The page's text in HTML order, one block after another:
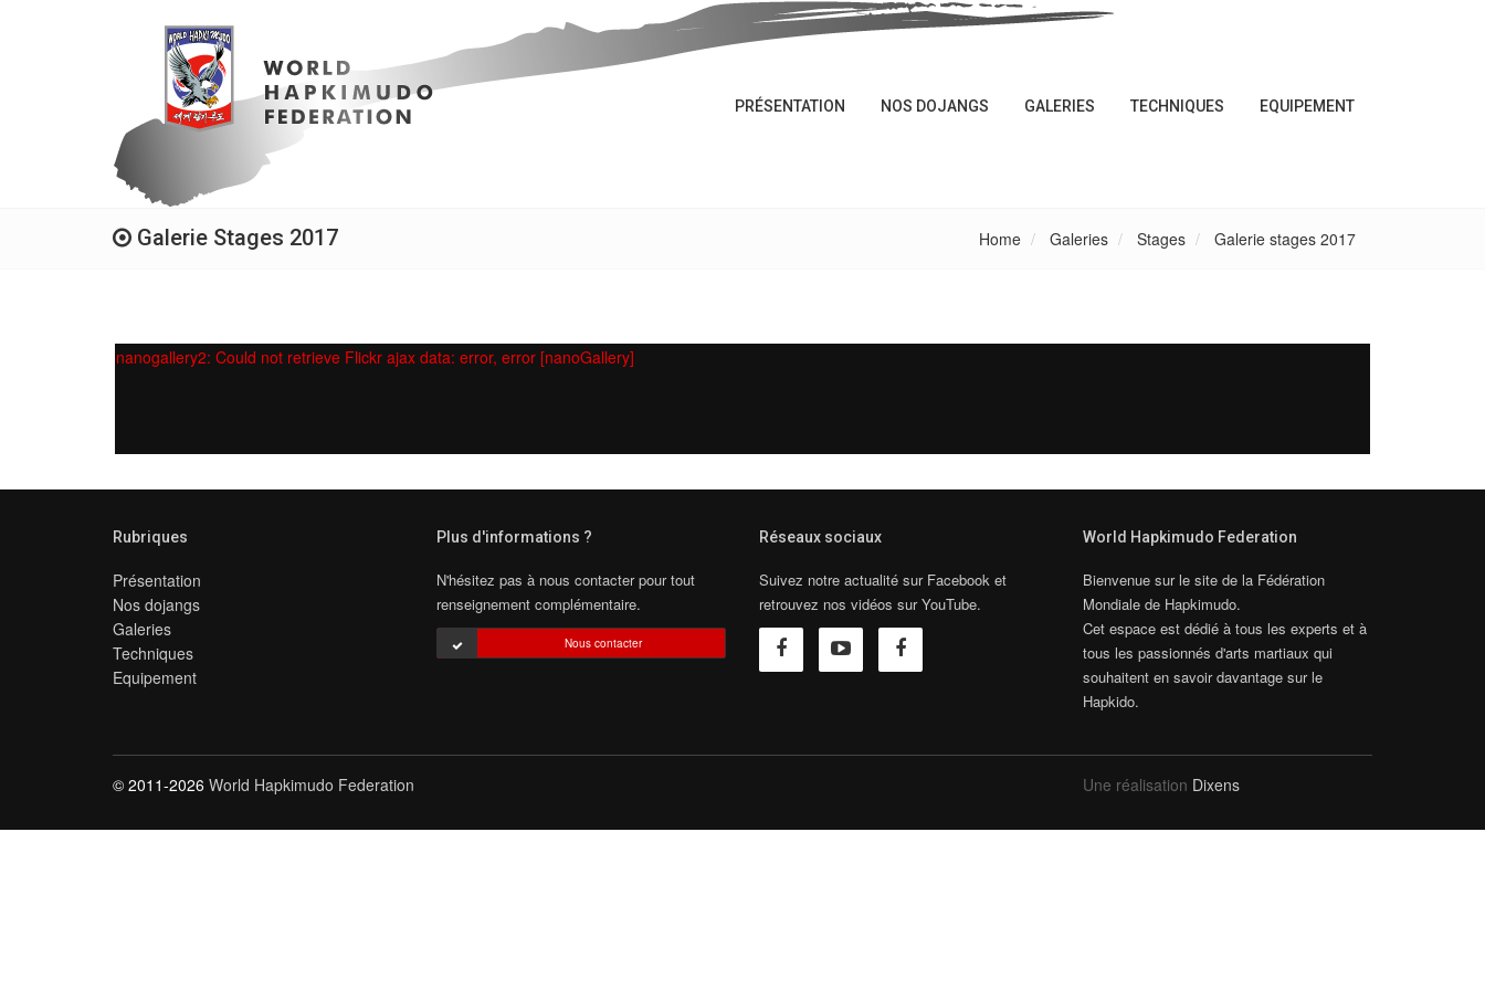
PRÉSENTATION NOS DOJANGS GALERIES TECHNIQUES EQUIPEMENT
Galerie Stages 2017 Home Galeries Stages Galerie stages 2017
nanogallery2: Could not retrieve Flickr ajax data: error, error [nanoGallery]
Rubriques
Présentation
Nos dojangs
Galeries
Techniques
Equipement
Plus d'informations ?
N'hésitez pas à nous contacter pour tout
renseignement complémentaire.
Nous contacter
Réseaux sociaux
Suivez notre actualité sur Facebook et
retrouvez nos vidéos sur YouTube.
World Hapkimudo Federation
Bienvenue sur le site de la Fédération
Mondiale de Hapkimudo.
Cet espace est dédié à tous les experts et à
tous les passionnés d'arts martiaux qui
souhaitent en savoir davantage sur le
Hapkido.
© 2011-2026 World Hapkimudo Federation Une réalisation Dixens